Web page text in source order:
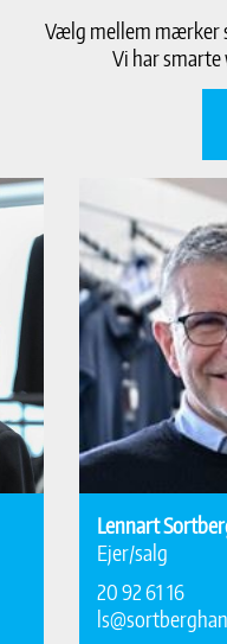
Vælg mellem mærker
Vi har
Lennart
Ejer/salg
20 92 61 16